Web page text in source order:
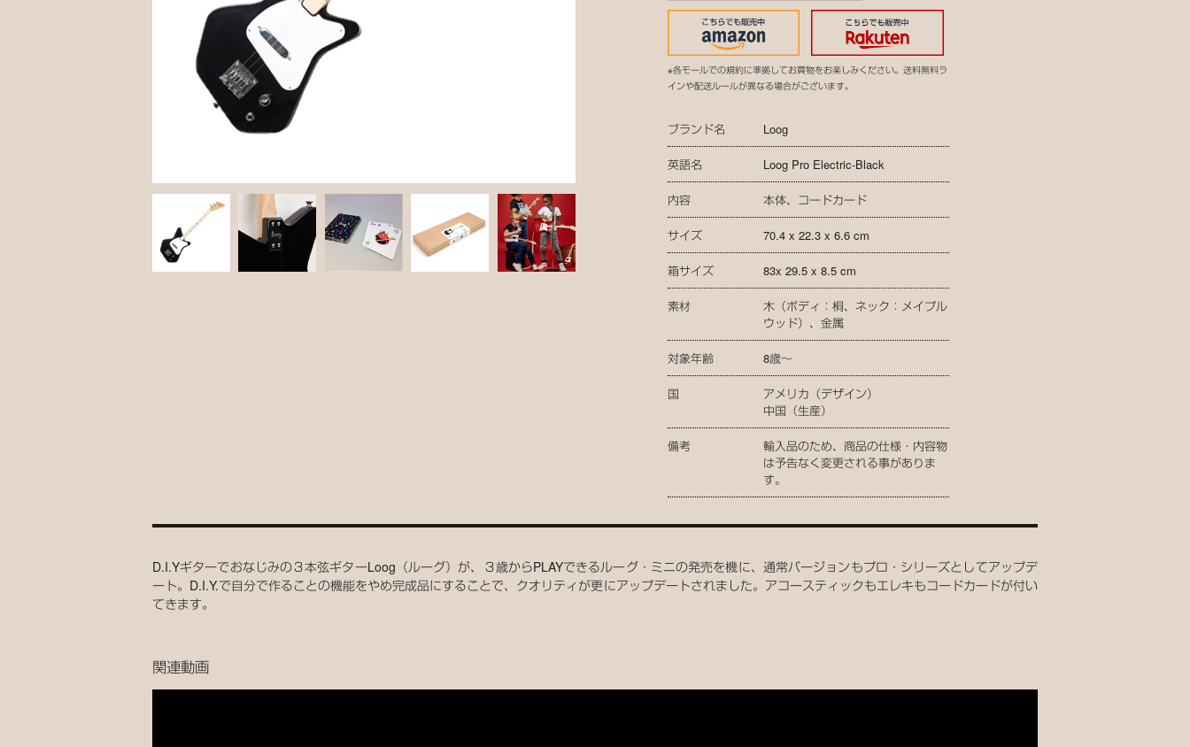
※各モールでの規約に準拠してお買物をお楽しみください。送料無料ラ
インや配送ルールが異なる場合がございます。
ブランド名 Loog
英語名 Loog Pro Electric-Black
内容 本体、コードカード
サイズ 70.4 x 22.3 x 6.6 cm
箱サイズ 83x 29.5 x 8.5 cm
素材
木（ボディ：桐、ネック：メイプル
ウッド）、金属
対象年齢 8歳〜
国
アメリカ（デザイン）
中国（生産）
備考
輸入品のため、商品の仕様・内容物
は予告なく変更される事がありま
す。
D.I.Yギターでおなじみの３本弦ギターLoog（ルーグ）が、３歳からPLAYできるルーグ・ミニの発売を機に、通常バージョンもプロ・シリーズとしてアップデ
ート。D.I.Y.で自分で作ることの機能をやめ完成品にすることで、クオリティが更にアップデートされました。アコースティックもエレキもコードカードが付い
てきます。
関連動画